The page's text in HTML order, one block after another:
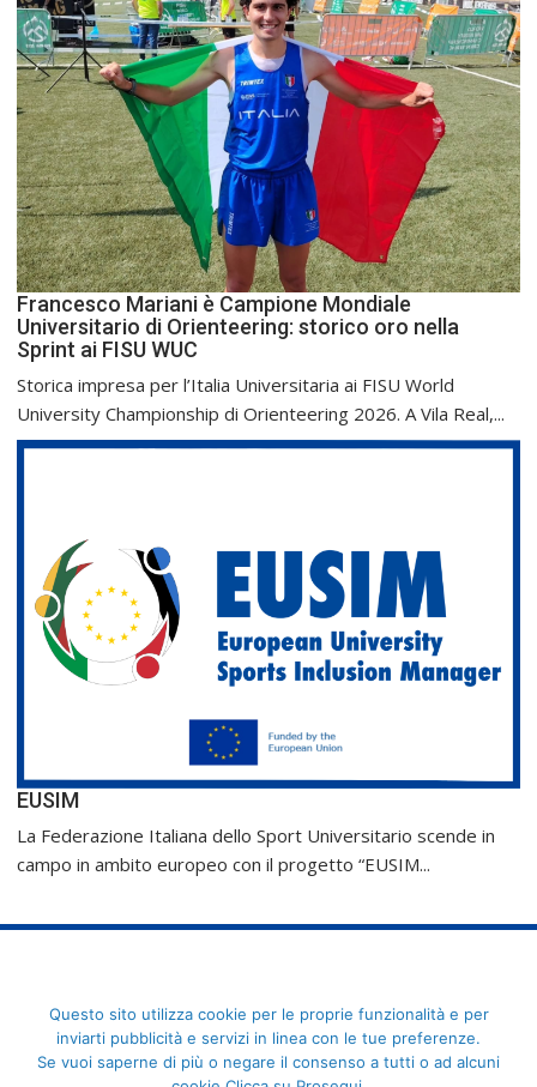
Francesco Mariani è Campione Mondiale
Universitario di Orienteering: storico oro nella
Sprint ai FISU WUC
Storica impresa per l’Italia Universitaria ai FISU World
University Championship di Orienteering 2026. A Vila Real,...
EUSIM
La Federazione Italiana dello Sport Universitario scende in
campo in ambito europeo con il progetto “EUSIM...
FederCUSI: Federazione Italiana dello Sport Universitario - Via
Angelo Brofferio, 7 - 00195 Roma - C.F. 80109270589
Questo sito utilizza cookie per le proprie funzionalità e per
inviarti pubblicità e servizi in linea con le tue preferenze.
Se vuoi saperne di più o negare il consenso a tutti o ad alcuni